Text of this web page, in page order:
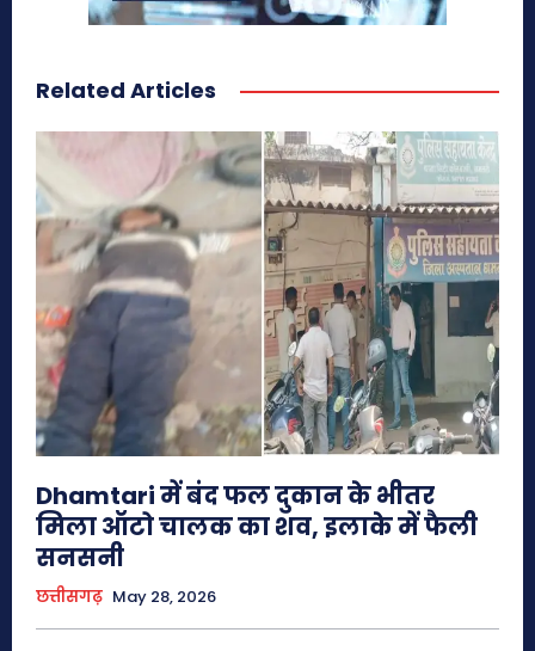
Related Articles
Dhamtari में बंद फल दुकान के भीतर
मिला ऑटो चालक का शव, इलाके में फैली
सनसनी
छत्तीसगढ़ May 28, 2026